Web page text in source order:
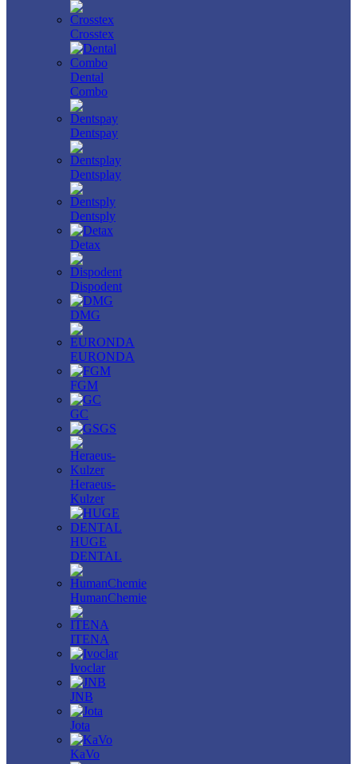
Crosstex
Dental
Combo
Dentspay
Dentsplay
Dentsply
Detax
Dispodent
DMG
EURONDA
FGM
GC
GS
Heraeus-
Kulzer
HUGE
DENTAL
HumanChemie
ITENA
Ivoclar
JNB
Jota
KaVo